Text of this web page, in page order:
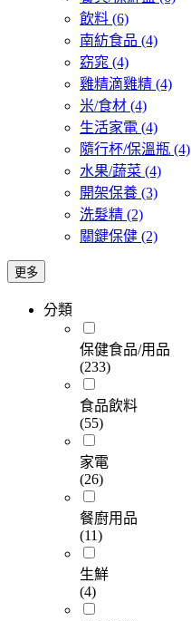
飲料 (6)
南紡食品 (4)
窈窕 (4)
雞精滴雞精 (4)
米/食材 (4)
生活家電 (4)
隨行杯/保溫瓶 (4)
水果/蔬菜 (4)
開架保養 (3)
洗髮精 (2)
關鍵保健 (2)
更多
分類
保健食品/用品
(233)
食品飲料
(55)
家電
(26)
餐廚用品
(11)
生鮮
(4)